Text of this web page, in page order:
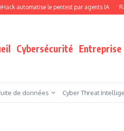
le pentest par agents IA
Cybersécurité Entreprise
de données Cyber Threat